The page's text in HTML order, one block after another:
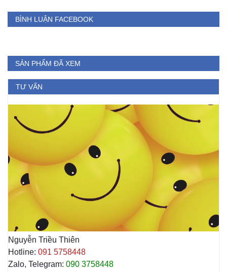
BÌNH LUẬN FACEBOOK
SẢN PHẨM ĐÃ XEM
TƯ VẤN
Nguyễn Triều Thiên
Hotline: 091 5758448
Zalo, Telegram: 090 3758448